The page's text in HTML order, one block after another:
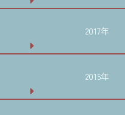
2017年
2015年